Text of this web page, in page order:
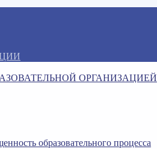
ОРГАНИЗАЦИЕЙ
образовательного процесса